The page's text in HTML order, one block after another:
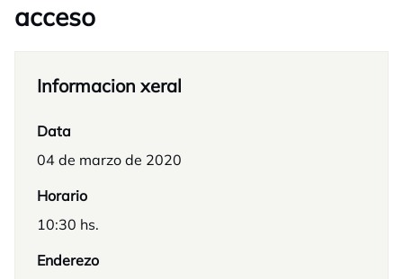
acceso
Informacion xeral
Data
04 de marzo de 2020
Horario
10:30 hs.
Enderezo